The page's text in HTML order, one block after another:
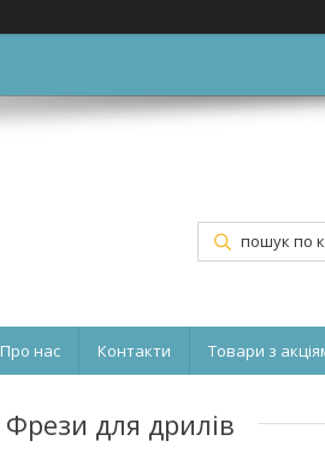
Про нас Контакти Товари з
Фрези для дрилів